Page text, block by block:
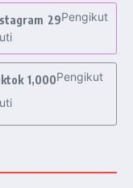
29Pengikut
1,000Pengikut